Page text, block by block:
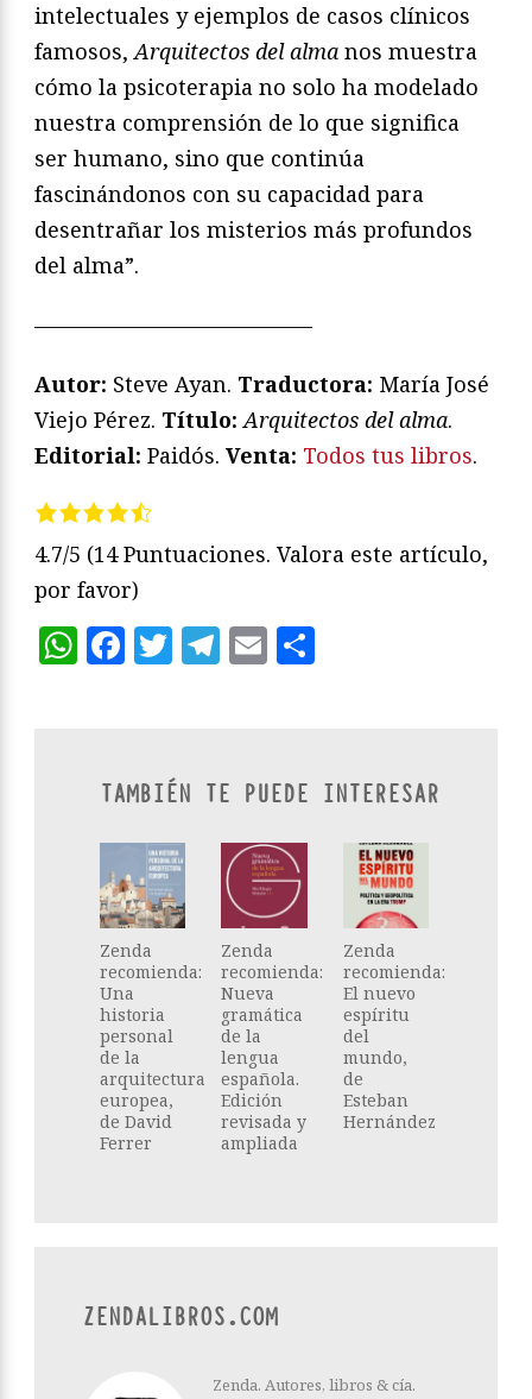
intelectuales y ejemplos de casos clínicos
famosos,Arquitectos del alma nos muestra
cómo la psicoterapia no solo ha modelado
nuestra comprensión de lo que significa
ser humano, sino que continúa
fascinándonos con su capacidad para
desentrañar los misterios más profundos
del alma”.
—————————————
Autor: Steve Ayan. Traductora: María José
Viejo Pérez. Título:Arquitectos del alma.
Editorial: Paidós. Venta: Todos tus libros.
4.7/5 (14 Puntuaciones. Valora este artículo,
por favor)
WhatsApp
Facebook
Twitter
Telegram
Email
TAMBIÉN TE PUEDE INTERESAR
Zenda
recomienda:
Una
historia
personal
de la
arquitectura
europea,
de David
Ferrer
Zenda
recomienda:
Nueva
gramática
de la
lengua
española.
Edición
revisada y
ampliada
Zenda
recomienda:
El nuevo
espíritu
del
mundo,
de
Esteban
Hernández
ZENDALIBROS.COM
Zenda. Autores, libros & cía.